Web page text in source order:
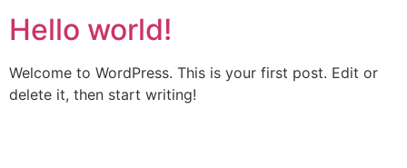
Hello world!
Welcome to WordPress. This is your first post. Edit or
delete it, then start writing!